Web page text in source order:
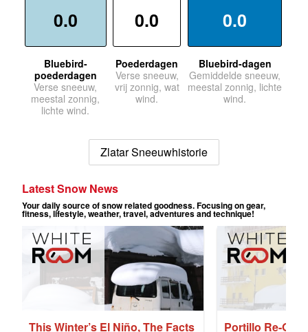
0.0
Bluebird-
poederdagen
Verse sneeuw,
meestal zonnig,
lichte wind.
0.0
Poederdagen
Verse sneeuw,
vrij zonnig, wat
wind.
0.0
Bluebird-dagen
Gemiddelde sneeuw,
meestal zonnig, lichte
wind.
Zlatar Sneeuwhistorie